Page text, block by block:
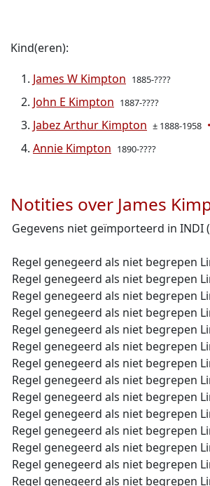
Kind(eren):
James W Kimpton 1885-????
John E Kimpton 1887-????
Jabez Arthur Kimpton ± 1888-1958
Annie Kimpton 1890-????
Notities over James
Gegevens niet geïmporteerd in INDI
Regel genegeerd als niet begrepen
Regel genegeerd als niet begrepen
Regel genegeerd als niet begrepen
Regel genegeerd als niet begrepen
Regel genegeerd als niet begrepen
Regel genegeerd als niet begrepen
Regel genegeerd als niet begrepen
Regel genegeerd als niet begrepen
Regel genegeerd als niet begrepen
Regel genegeerd als niet begrepen
Regel genegeerd als niet begrepen
Regel genegeerd als niet begrepen
Regel genegeerd als niet begrepen
Regel genegeerd als niet begrepen